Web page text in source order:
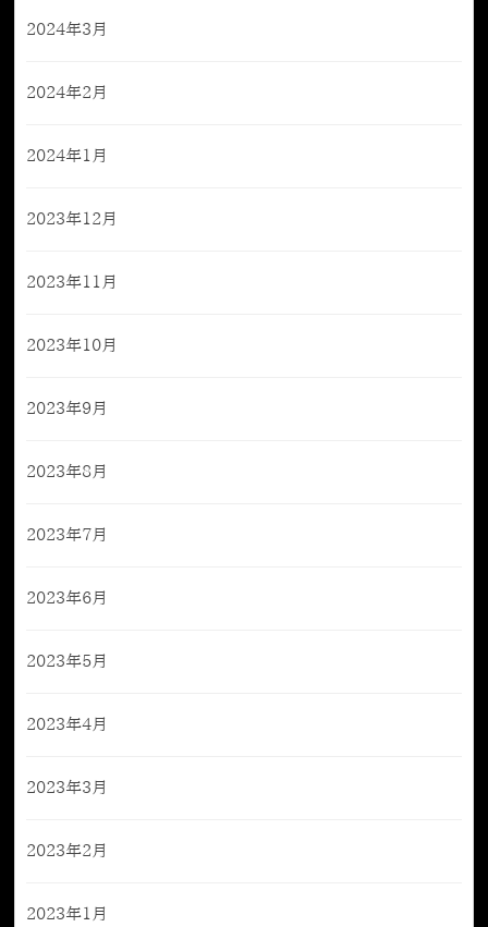
2024年3月
2024年2月
2024年1月
2023年12月
2023年11月
2023年10月
2023年9月
2023年8月
2023年7月
2023年6月
2023年5月
2023年4月
2023年3月
2023年2月
2023年1月